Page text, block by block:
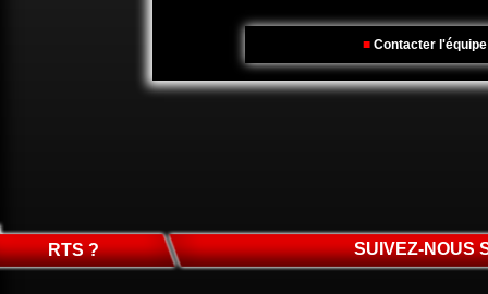
■ Contacter
RTS ? SUIVEZ-NOUS